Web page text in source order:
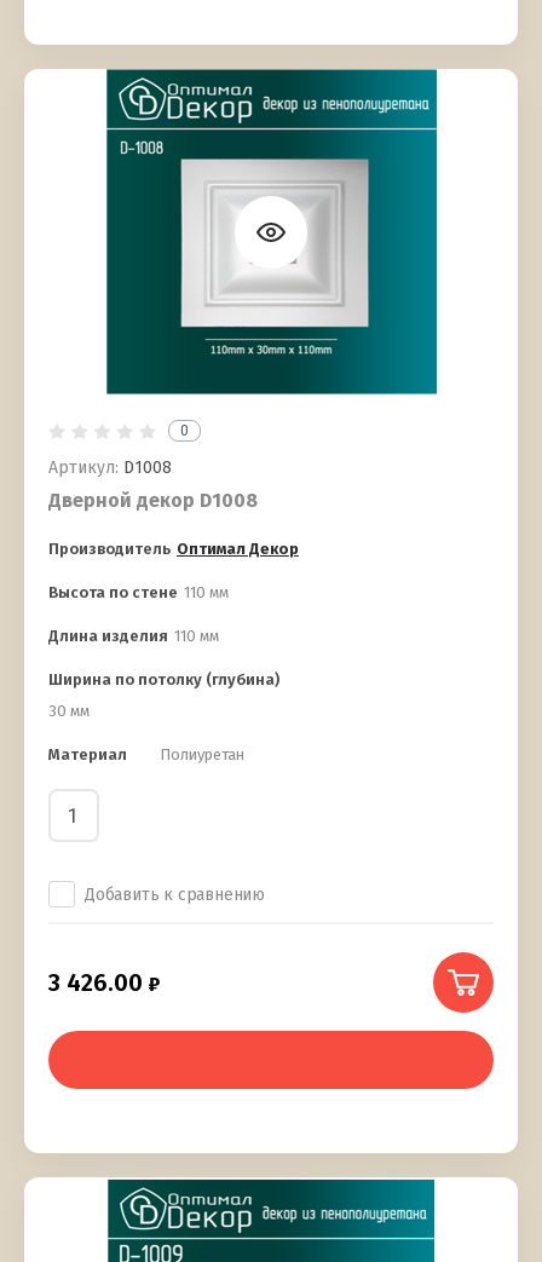
0
Артикул: D1008
Дверной декор D1008
Производитель Оптимал Декор
Высота по стене 110 мм
Длина изделия 110 мм
Ширина по потолку (глубина)
30 мм
Материал Полиуретан
Добавить к сравнению
3 426.00